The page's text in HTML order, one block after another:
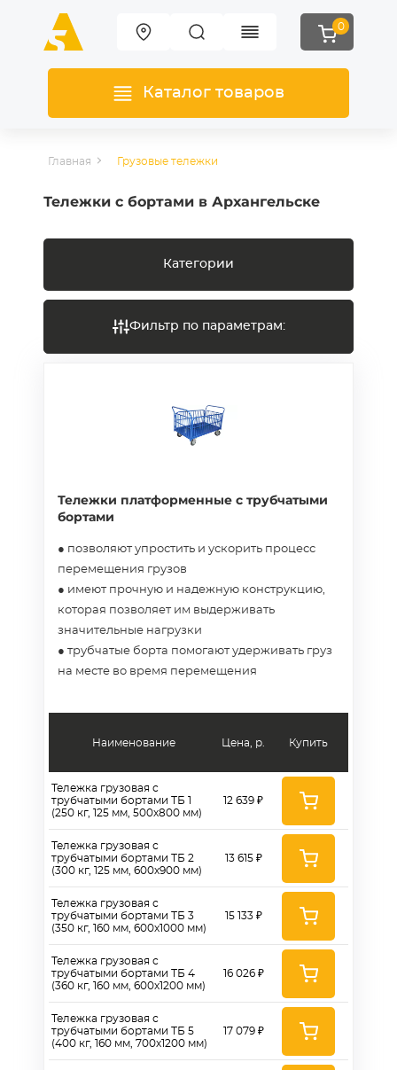
0
Каталог товаров
Главная Грузовые тележки
Тележки с бортами в Архангельске
Категории
Фильтр по параметрам:
Тележки платформенные с трубчатыми
бортами
● позволяют упростить и ускорить процесс
перемещения грузов
● имеют прочную и надежную конструкцию,
которая позволяет им выдерживать
значительные нагрузки
● трубчатые борта помогают удерживать груз
на месте во время перемещения
Наименование
Тележка грузовая с
трубчатыми бортами ТБ 1
(250 кг, 125 мм, 500х800 мм)
Тележка грузовая с
трубчатыми бортами ТБ 2
(300 кг, 125 мм, 600х900 мм)
Тележка грузовая с
трубчатыми бортами ТБ 3
(350 кг, 160 мм, 600х1000 мм)
Тележка грузовая с
трубчатыми бортами ТБ 4
(360 кг, 160 мм, 600х1200 мм)
Тележка грузовая с
трубчатыми бортами ТБ 5
(400 кг, 160 мм, 700х1200 мм)
Цена, р.
12 639 ₽
13 615 ₽
15 133 ₽
16 026 ₽
17 079 ₽
Купить